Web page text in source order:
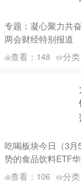
专题：凝心聚力共
两会财经特别报道
代党解决台湾问题
作报告....
查看： 148 分类
吃喝板块今日（3
势的食品饮料ETF
截至发稿，场内价
查看： 106 分类